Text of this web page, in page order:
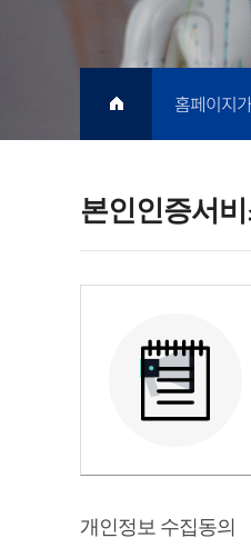
본인인증서
홈페이지
개인정보 수집동의